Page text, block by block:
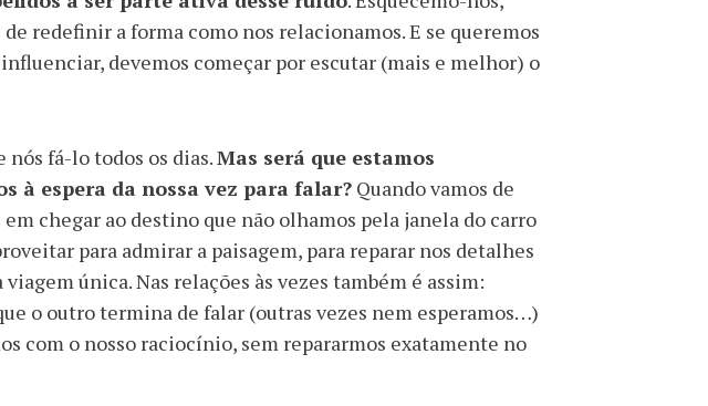
redefinir a forma como nos relacionamos. E se queremos
devemos começar por escutar (mais e melhor) o
fá-lo todos os dias.Mas será que estamos
à espera da nossa vez para falar? Quando vamos de
chegar ao destino que não olhamos pela janela do carro
para admirar a paisagem, para reparar nos detalhes
única. Nas relações às vezes também é assim:
o outro termina de falar (outras vezes nem esperamos…)
com o nosso raciocínio, sem repararmos exatamente no